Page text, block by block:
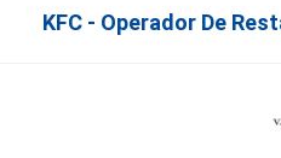
KFC - Operador De